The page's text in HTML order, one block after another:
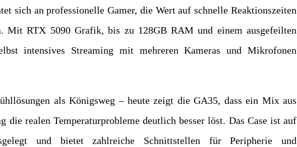
sich an professionelle Gamer, die Wert auf schnelle Reaktionszeiten
Mit RTX 5090 Grafik, bis zu 128GB RAM und einem ausgefeilten
intensives Streaming mit mehreren Kameras und Mikrofonen
als Königsweg – heute zeigt die GA35, dass ein Mix aus
die realen Temperaturprobleme deutlich besser löst. Das Case ist auf
und bietet zahlreiche Schnittstellen für Peripherie und